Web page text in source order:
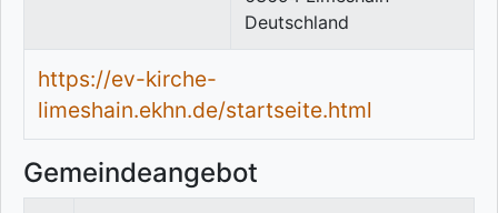
Deutschland
https://ev-kirche-
limeshain.ekhn.de/startseite.html
Gemeindeangebot